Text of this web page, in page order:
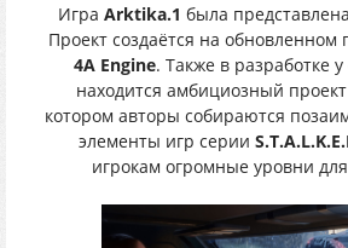
Игра Arktika.1 была
Проект создаётся на обновленном
4A Engine. Также в разработке у
находится амбициозный проект
котором авторы собираются
элементы игр серии
игрокам огромные уровни